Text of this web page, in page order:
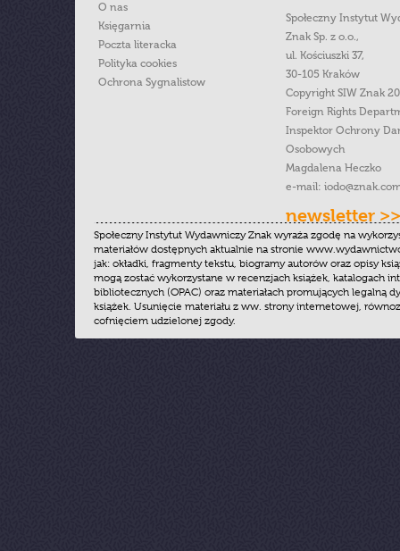
O nas
Księgarnia
Poczta literacka
Polityka cookies
Ochrona Sygnalistow
Społeczny Instytut
Znak Sp. z o.o.,
ul. Kościuszki 37,
30-105 Kraków
Copyright SIW Znak
Foreign Rights
Inspektor Ochrony
Osobowych
Magdalena Heczko
e-mail:
newsletter >>
Społeczny Instytut Wydawniczy Znak wyraża zgodę na
materiałów dostępnych aktualnie na stronie
jak: okładki, fragmenty tekstu, biogramy autorów oraz opisy
mogą zostać wykorzystane w recenzjach książek, katalogach
bibliotecznych (OPAC) oraz materiałach promujących legalną
książek. Usunięcie materiału z ww. strony internetowej,
cofnięciem udzielonej zgody.